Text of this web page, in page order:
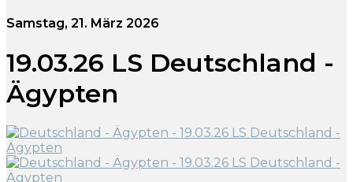
Samstag, 21. März 2026
19.03.26 LS Deutschland -
Ägypten